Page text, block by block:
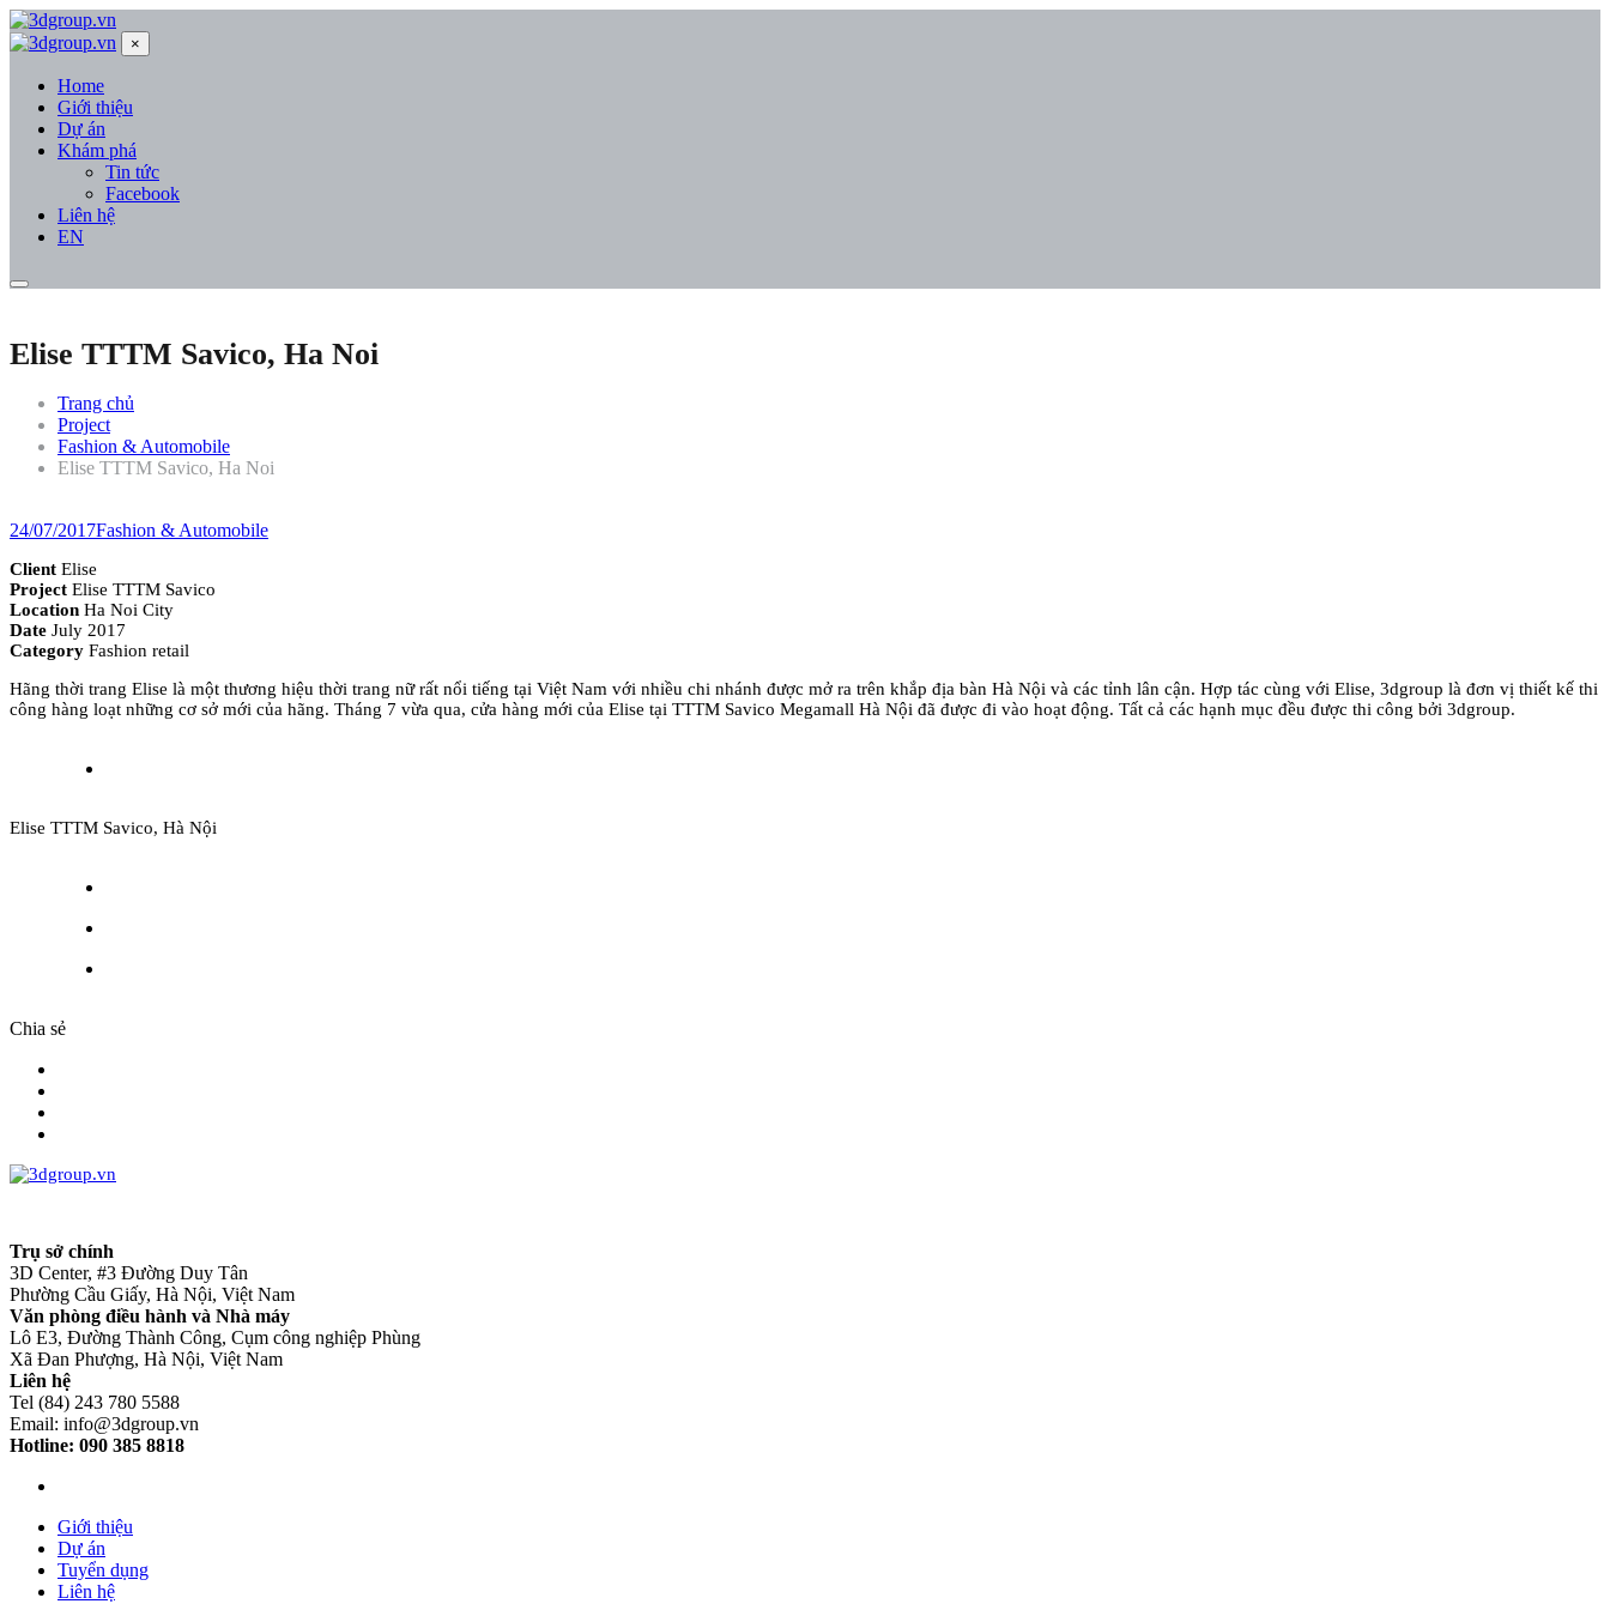
×
Home
Giới thiệu
Dự án
Khám phá
Tin tức
Facebook
Liên hệ
EN
Elise TTTM Savico, Ha Noi
Trang chủ
Project
Fashion & Automobile
Elise TTTM Savico, Ha Noi
24/07/2017Fashion & Automobile
Client Elise
Project Elise TTTM Savico
Location Ha Noi City
Date July 2017
Category Fashion retail
Hãng thời trang Elise là một thương hiệu thời trang nữ rất nổi tiếng tại Việt Nam với nhiều chi nhánh được mở ra trên khắp địa bàn Hà Nội và các tỉnh lân cận. Hợp tác cùng với Elise, 3dgroup là đơn vị thiết kế thi
công hàng loạt những cơ sở mới của hãng. Tháng 7 vừa qua, cửa hàng mới của Elise tại TTTM Savico Megamall Hà Nội đã được đi vào hoạt động. Tất cả các hạnh mục đều được thi công bởi 3dgroup.
Elise TTTM Savico, Hà Nội
Chia sẻ
Trụ sở chính
3D Center, #3 Đường Duy Tân
Phường Cầu Giấy, Hà Nội, Việt Nam
Văn phòng điều hành và Nhà máy
Lô E3, Đường Thành Công, Cụm công nghiệp Phùng
Xã Đan Phượng, Hà Nội, Việt Nam
Liên hệ
Tel (84) 243 780 5588
Email: info@3dgroup.vn
Hotline: 090 385 8818
Giới thiệu
Dự án
Tuyển dụng
Liên hệ